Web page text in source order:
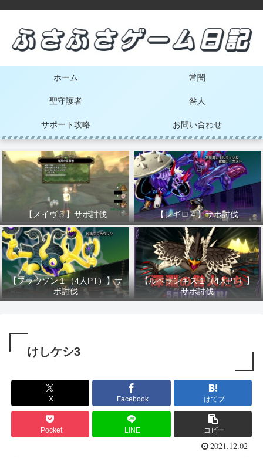
ホーム 常闇
聖守護者 咎人
サポート攻略 お問い合わせ
【メイヴ５】サポ討伐 【レギロ４】サポ討伐
【フラウソン１（4人PT）】サ
ポ討伐
【ルベランギス１（4人PT）】
サポ討伐
けしケシ3
X Facebook はてブ
Pocket LINE コピー
2021.12.02